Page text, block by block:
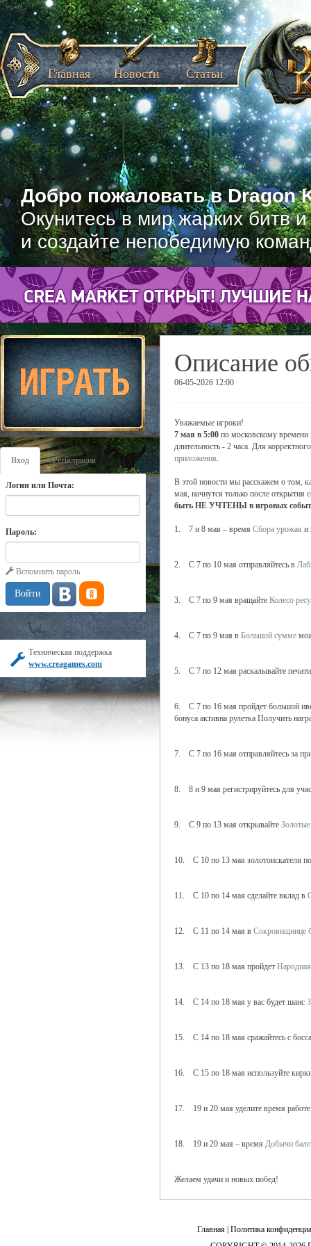
Добро пожаловать в Dragon
Окунитесь в мир жарких битв
и создайте непобедимую
Главная Новости Статьи
Вход Регистрация
Логин или Почта:
Пароль:
Вспомнить пароль
Техническая поддержка
www.creagames.com
Описание
06-05-2026 12:00
Уважаемые игроки!
7 мая в 5:00 по московскому времени
длительность - 2 часа. Для
приложения.
В этой новости мы расскажем о том,
мая, начнутся только после открытия
быть НЕ УЧТЕНЫ в игровых
1. 7 и 8 мая – время Сбора урожая и
2. С 7 по 10 мая отправляйтесь в
3. С 7 по 9 мая вращайте Колесо
4. С 7 по 9 мая в Большой сумме
5. С 7 по 12 мая раскалывайте
6. С 7 по 16 мая пройдет большой
бонуса активна рулетка Получить
7. С 7 по 16 мая отправляйтесь за
8. 8 и 9 мая регистрируйтесь для
9. С 9 по 13 мая открывайте
10. С 10 по 13 мая золотоискатели
11. С 10 по 14 мая сделайте вклад в
12. С 11 по 14 мая в Сокровищнице
13. С 13 по 18 мая пройдет
14. С 14 по 18 мая у вас будет шанс
15. С 14 по 18 мая сражайтесь с
16. С 15 по 18 мая используйте
17. 19 и 20 мая уделите время
18. 19 и 20 мая – время Добычи
Желаем удачи и новых побед!
Главная Политика